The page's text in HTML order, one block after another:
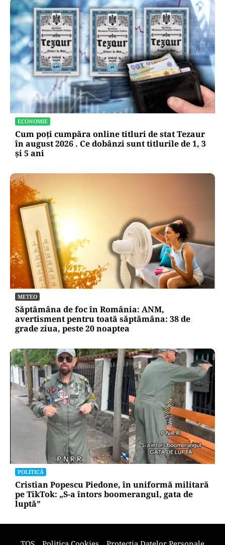
ECONOMIE
Cum poți cumpăra online titluri de stat Tezaur
în august 2026 . Ce dobânzi sunt titlurile de 1, 3
și 5 ani
METEO
Săptămâna de foc în România: ANM,
avertisment pentru toată săptămâna: 38 de
grade ziua, peste 20 noaptea
POLITICĂ
Cristian Popescu Piedone, în uniformă militară
pe TikTok: „S-a întors boomerangul, gata de
luptă”